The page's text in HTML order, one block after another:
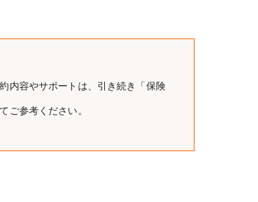
内容やサポートは、引き続き「保険
ご参考ください。